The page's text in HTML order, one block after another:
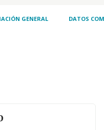
GENERAL DATOS